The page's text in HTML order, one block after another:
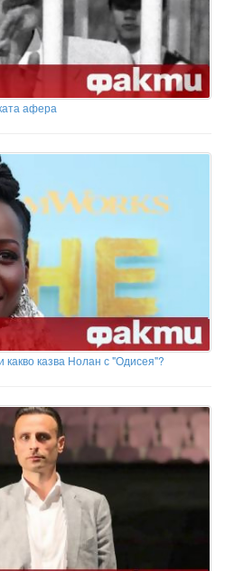
афера
казва Нолан с "Одисея"?